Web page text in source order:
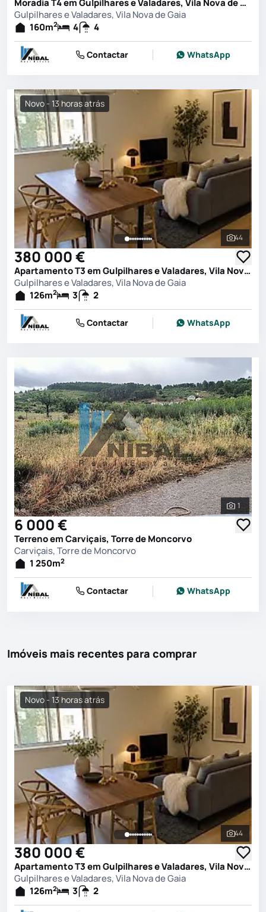
Moradia T4 em Gulpilhares e Valadares, Vila Nova de Gaia
Gulpilhares e Valadares, Vila Nova de Gaia
160m2 4 4
Contactar WhatsApp
Ver
44
Novo - 13 horas atrás
380 000 €
Apartamento T3 em Gulpilhares e Valadares, Vila Nova de Gaia
Gulpilhares e Valadares, Vila Nova de Gaia
126m2 3 2
Contactar WhatsApp
Ver
1
6 000 €
Terreno em Carviçais, Torre de Moncorvo
Carviçais, Torre de Moncorvo
1 250m2
Contactar WhatsApp
Imóveis mais recentes para comprar
Ver
44
Novo - 13 horas atrás
380 000 €
Apartamento T3 em Gulpilhares e Valadares, Vila Nova de Gaia
Gulpilhares e Valadares, Vila Nova de Gaia
126m2 3 2